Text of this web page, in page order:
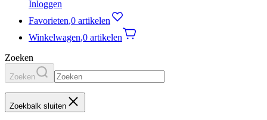
Inloggen
Favorieten,0 artikelen
Winkelwagen,0 artikelen
Zoeken
Zoeken
Zoekbalk sluiten